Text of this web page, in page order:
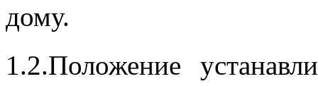
1.2.Положение